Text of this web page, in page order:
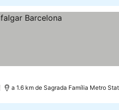
a 1.6 km de Sagrada Família Metro